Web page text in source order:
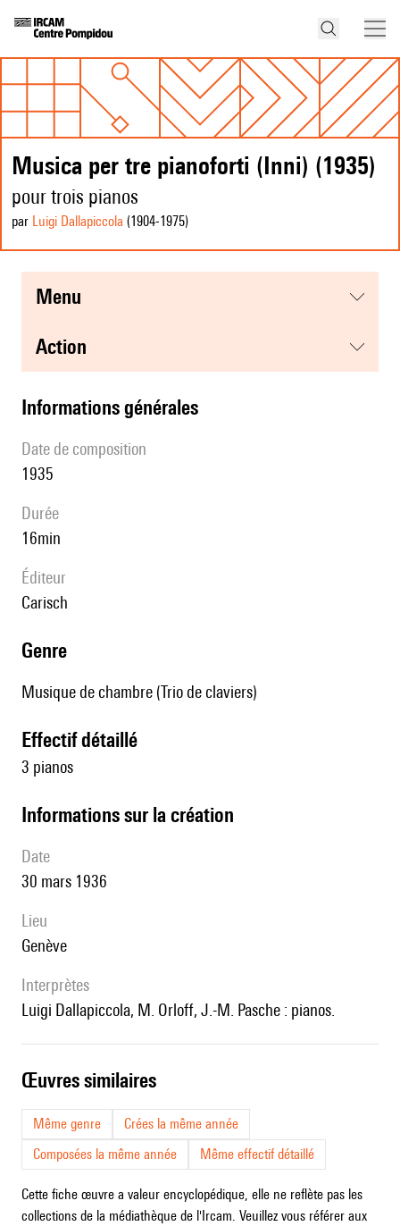
Musica per tre pianoforti (Inni) (1935)
pour trois pianos
par Luigi Dallapiccola (1904-1975)
menu
action
informations générales
date de composition
1935
durée
16min
éditeur
Carisch
genre
Musique de chambre (Trio de claviers)
effectif détaillé
3 pianos
informations sur la création
date
30 mars 1936
lieu
Genève
interprètes
Luigi Dallapiccola, M. Orloff, J.-M. Pasche : pianos.
œuvres similaires
Même genre
Crées la même année
Composées la même année
Même effectif détaillé
Cette fiche œuvre a valeur encyclopédique, elle ne reflète pas les
collections de la médiathèque de l'Ircam. Veuillez vous référer aux